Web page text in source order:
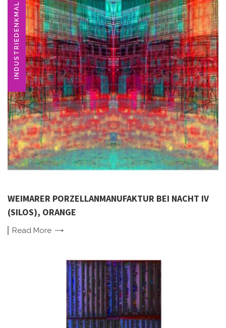
INDUSTRIEDENKMAL
WEIMARER PORZELLANMANUFAKTUR BEI NACHT IV
(SILOS), ORANGE
Read More